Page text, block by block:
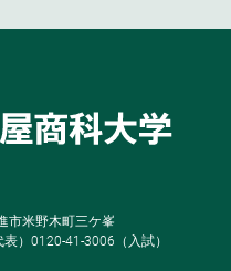
市米野木町三ケ峯
）0120-41-3006（入試）